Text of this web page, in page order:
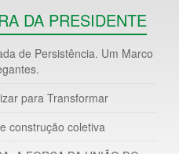
DA PRESIDENTE
de Persistência. Um Marco
para Transformar
construção coletiva